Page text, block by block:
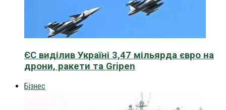
ЄС виділив Україні 3,47 мільярда євро на
дрони, ракети та Gripen
Бізнес